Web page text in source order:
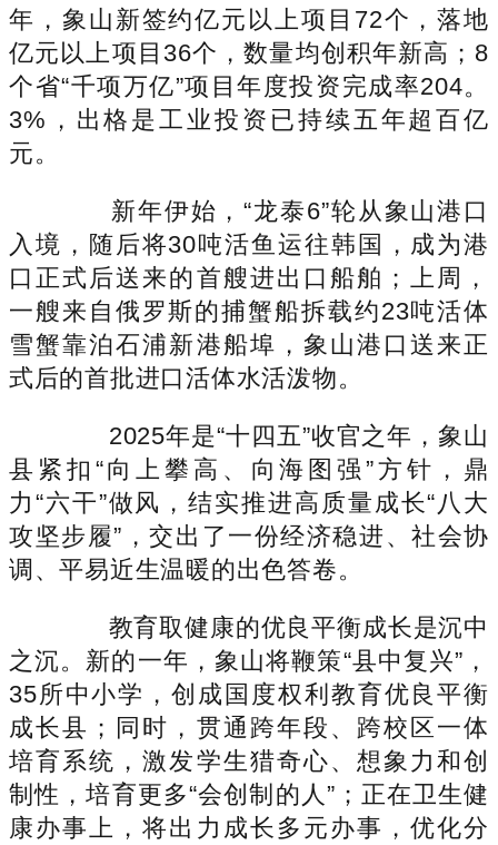
年，象山新签约亿元以上项目72个，落地
亿元以上项目36个，数量均创积年新高；8
个省“千项万亿”项目年度投资完成率204。
3%，出格是工业投资已持续五年超百亿
元。
新年伊始，“龙泰6”轮从象山港口
入境，随后将30吨活鱼运往韩国，成为港
口正式后送来的首艘进出口船舶；上周，
一艘来自俄罗斯的捕蟹船拆载约23吨活体
雪蟹靠泊石浦新港船埠，象山港口送来正
式后的首批进口活体水活泼物。
2025年是“十四五”收官之年，象山
县紧扣“向上攀高、向海图强”方针，鼎
力“六干”做风，结实推进高质量成长“八大
攻坚步履”，交出了一份经济稳进、社会协
调、平易近生温暖的出色答卷。
教育取健康的优良平衡成长是沉中
之沉。新的一年，象山将鞭策“县中复兴”，
35所中小学，创成国度权利教育优良平衡
成长县；同时，贯通跨年段、跨校区一体
培育系统，激发学生猎奇心、想象力和创
制性，培育更多“会创制的人”；正在卫生健
康办事上，将出力成长多元办事，优化分